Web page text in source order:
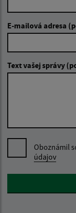
E-mailová adresa
Text vašej správy
Oboznámil
údajov
Google reCaptcha